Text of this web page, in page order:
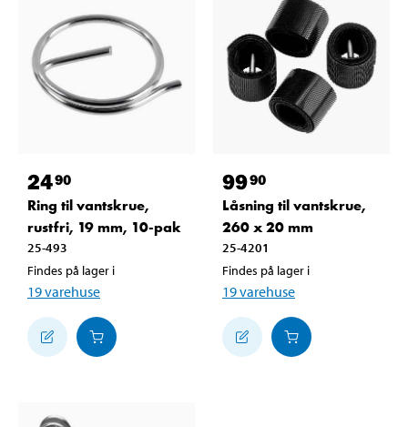
2490
Ring til vantskrue,
rustfri, 19 mm, 10-pak
25-493
Findes på lager i
19varehuse
9990
Låsning til vantskrue,
260 x 20 mm
25-4201
Findes på lager i
19varehuse